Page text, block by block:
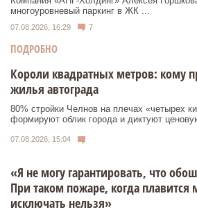
многоуровневый паркинг в ЖК ...
07.08.2026, 16:29 7
ПОДРОБНО
Короли квадратных метров: кому
жилья автограда
80% стройки Челнов на плечах «четырех
формируют облик города и диктуют
07.08.2026, 15:04
«Я не могу гарантировать, что
При таком пожаре, когда плавится
исключать нельзя»